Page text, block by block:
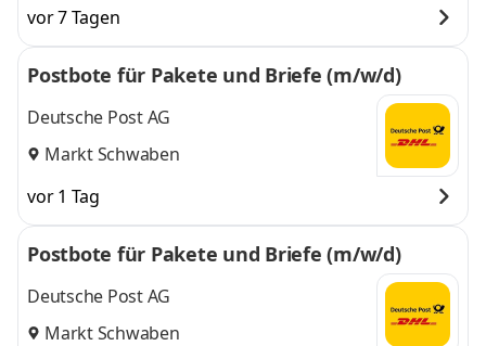
vor 7 Tagen
Postbote für Pakete und Briefe (m/w/d)
Deutsche Post AG
Markt Schwaben
vor 1 Tag
Postbote für Pakete und Briefe (m/w/d)
Deutsche Post AG
Markt Schwaben